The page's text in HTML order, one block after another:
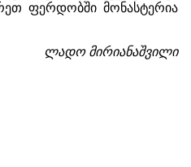
ფერდობში მონასტერია
ლადო მირიანაშვილი